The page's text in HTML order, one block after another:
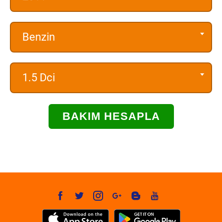
Benzin
1.5 Dci
BAKIM HESAPLA